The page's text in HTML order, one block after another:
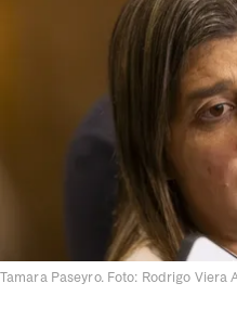
Tamara Paseyro. Foto: Rodrigo